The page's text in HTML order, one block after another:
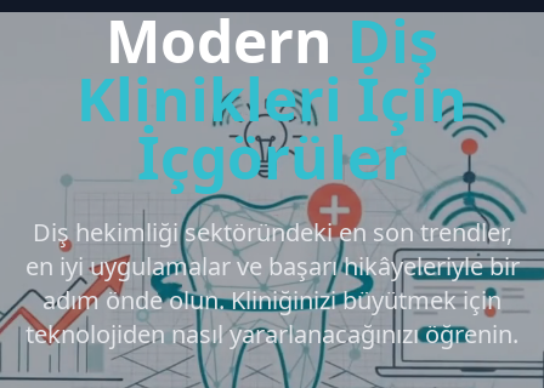
Modern Diş
Klinikleri İçin
İçgörüler
Diş hekimliği sektöründeki en son trendler,
en iyi uygulamalar ve başarı hikâyeleriyle bir
adım önde olun. Kliniğinizi büyütmek için
teknolojiden nasıl yararlanacağınızı öğrenin.